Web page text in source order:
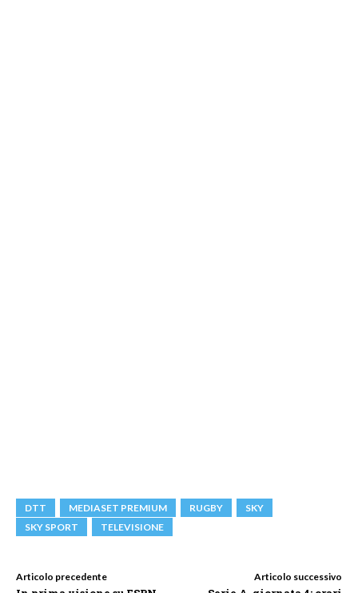
DTT MEDIASET PREMIUM RUGBY
SKY
SKY SPORT
TELEVISIONE
Articolo precedente Articolo successivo